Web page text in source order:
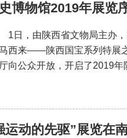
博物馆2019年展览
1日，由陕西省文物局主办
西来——陕西国宝系列特展之
厅向公众开放，开启了2019
动的先驱”展览在